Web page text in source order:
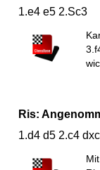
1.e4 e5 2.Sc3
Ris:
1.d4 d5 2.c4